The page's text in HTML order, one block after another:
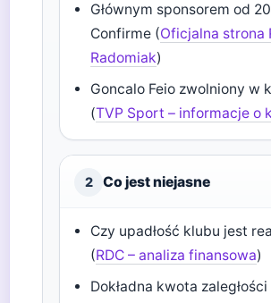
Głównym sponsorem od
Confirme (Oficjalna strona
Radomiak)
Goncalo Feio zwolniony w
(TVP Sport – informacje o
2 Co jest niejasne
Czy upadłość klubu jest
(RDC – analiza finansowa)
Dokładna kwota